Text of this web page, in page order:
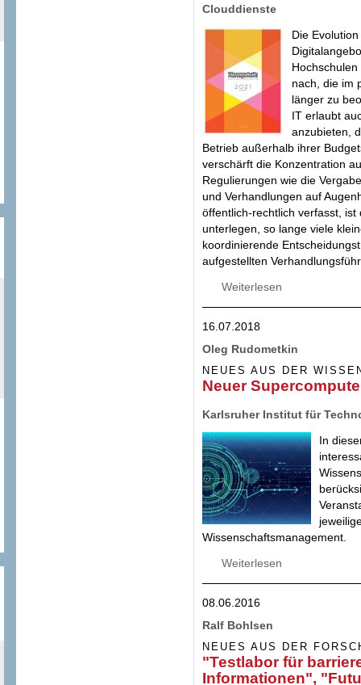
Clouddienste
Die
nach, die im
länger zu
IT erlaubt
anzubieten,
Betrieb außerhalb ihrer
verschärft die Konzentration
Regulierungen wie die
und Verhandlungen auf
öffentlich-rechtlich verfasst,
unterlegen, so lange viele
koordinierende
aufgestellten
Weiterlesen
16.07.2018
Oleg Rudometkin
NEUES AUS DER
Neuer
Karlsruher Institut für
In
Wissenschaftsmanagement.
Weiterlesen
08.06.2016
Ralf Bohlsen
NEUES AUS DER
"Testlabor für
Informationen",